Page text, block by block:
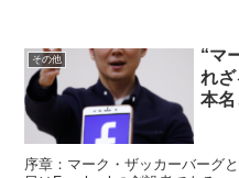
その他
“マ
れ
本名
序章：マーク・ザッカーバーグ